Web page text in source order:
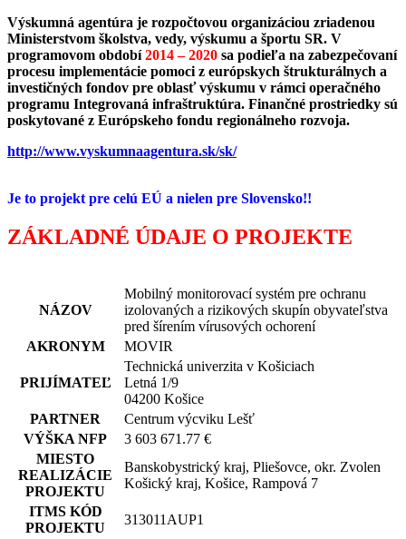
Výskumná agentúra je rozpočtovou organizáciou zriadenou
Ministerstvom školstva, vedy, výskumu a športu SR. V
programovom období2014 – 2020 sa podieľa na zabezpečovaní
procesu implementácie pomoci z európskych štrukturálnych a
investičných fondov pre oblasť výskumu v rámci operačného
programu Integrovaná infraštruktúra. Finančné prostriedky sú
poskytované z Európskeho fondu regionálneho rozvoja.
http://www.vyskumnaagentura.sk/sk/
Je to projekt pre celú EÚ a nielen pre Slovensko!!
ZÁKLADNÉ ÚDAJE O PROJEKTE
NÁZOV
Mobilný monitorovací systém pre ochranu
izolovaných a rizikových skupín obyvateľstva
pred šírením vírusových ochorení
AKRONYM
MOVIR
PRIJÍMATEĽ
Technická univerzita v Košiciach
Letná 1/9
04200 Košice
PARTNER
Centrum výcviku Lešť
VÝŠKA NFP
3 603 671.77 €
MIESTO
REALIZÁCIE
PROJEKTU
Banskobystrický kraj, Pliešovce, okr. Zvolen
Košický kraj, Košice, Rampová 7
ITMS KÓD
PROJEKTU
313011AUP1